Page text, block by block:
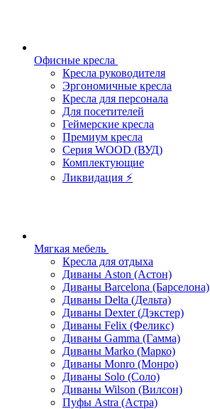
Офисные кресла
Кресла руководителя
Эргономичные кресла
Кресла для персонала
Для посетителей
Геймерские кресла
Премиум кресла
Серия WOOD (ВУД)
Комплектующие
Ликвидация ⚡
Мягкая мебель
Кресла для отдыха
Диваны Aston (Астон)
Диваны Barcelona (Барселона)
Диваны Delta (Дельта)
Диваны Dexter (Дэкстер)
Диваны Felix (Феликс)
Диваны Gamma (Гамма)
Диваны Marko (Марко)
Диваны Monro (Монро)
Диваны Solo (Соло)
Диваны Wilson (Вилсон)
Пуфы Astra (Астра)